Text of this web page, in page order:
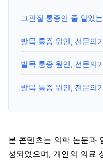
고관절 통증인 줄 알았
발목 통증 원인, 전문의
발목 통증 원인, 전문의
발목 통증 원인, 전문의
본 콘텐츠는 의학 논문과
성되었으며, 개인의 의료